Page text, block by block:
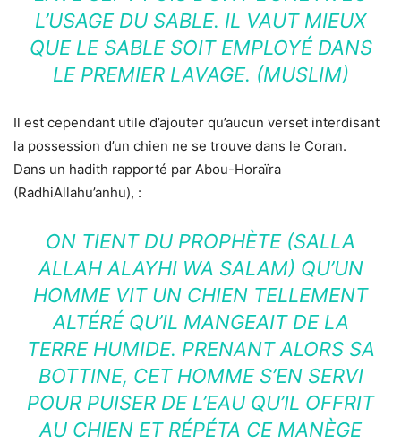
L’USAGE DU SABLE. IL VAUT MIEUX
QUE LE SABLE SOIT EMPLOYÉ DANS
LE PREMIER LAVAGE. (MUSLIM)
Il est cependant utile d’ajouter qu’aucun verset interdisant
la possession d’un chien ne se trouve dans le Coran.
Dans un hadith rapporté par Abou-Horaïra
(RadhiAllahu’anhu), :
ON TIENT DU PROPHÈTE (SALLA
ALLAH ALAYHI WA SALAM) QU’UN
HOMME VIT UN CHIEN TELLEMENT
ALTÉRÉ QU’IL MANGEAIT DE LA
TERRE HUMIDE. PRENANT ALORS SA
BOTTINE, CET HOMME S’EN SERVI
POUR PUISER DE L’EAU QU’IL OFFRIT
AU CHIEN ET RÉPÉTA CE MANÈGE